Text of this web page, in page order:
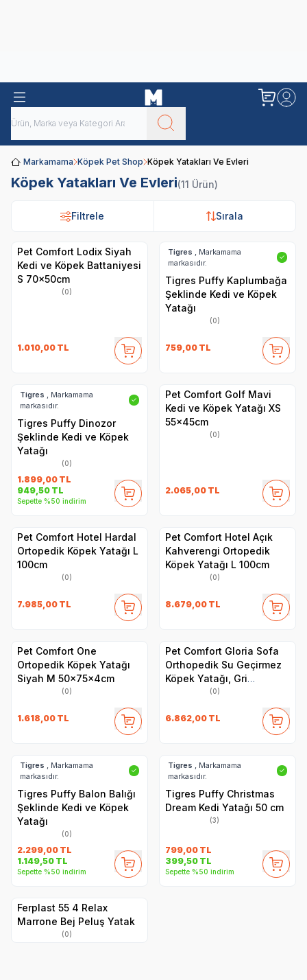
Markamama Köpek Pet Shop Köpek Yatakları Ve Evleri
Köpek Yatakları Ve Evleri(11 Ürün)
Filtrele Sırala
Filtrele Sırala
Pet Comfort Lodix Siyah
Kedi ve Köpek Battaniyesi
S 70x50cm
(0)
1.010,00 TL
Tigres
, Markamama
markasıdır.
✓
Tigres Puffy Kaplumbağa
Şeklinde Kedi ve Köpek
Yatağı
(0)
759,00 TL
Tigres
, Markamama
markasıdır.
✓
Tigres Puffy Dinozor
Şeklinde Kedi ve Köpek
Yatağı
(0)
1.899,00 TL
949,50 TL
Sepette %50 indirim
Pet Comfort Golf Mavi
Kedi ve Köpek Yatağı XS
55x45cm
(0)
2.065,00 TL
Pet Comfort Hotel Hardal
Ortopedik Köpek Yatağı L
100cm
(0)
7.985,00 TL
Pet Comfort Hotel Açık
Kahverengi Ortopedik
Köpek Yatağı L 100cm
(0)
8.679,00 TL
Pet Comfort One
Ortopedik Köpek Yatağı
Siyah M 50x75x4cm
(0)
1.618,00 TL
Pet Comfort Gloria Sofa
Orthopedik Su Geçirmez
Köpek Yatağı, Gri
120x80x10cm
(0)
6.862,00 TL
Tigres
, Markamama
markasıdır.
✓
Tigres Puffy Balon Balığı
Şeklinde Kedi ve Köpek
Yatağı
(0)
2.299,00 TL
1.149,50 TL
Sepette %50 indirim
Tigres
, Markamama
markasıdır.
✓
Tigres Puffy Christmas
Dream Kedi Yatağı 50 cm
(3)
799,00 TL
399,50 TL
Sepette %50 indirim
Ferplast 55 4 Relax
Marrone Bej Peluş Yatak
(0)